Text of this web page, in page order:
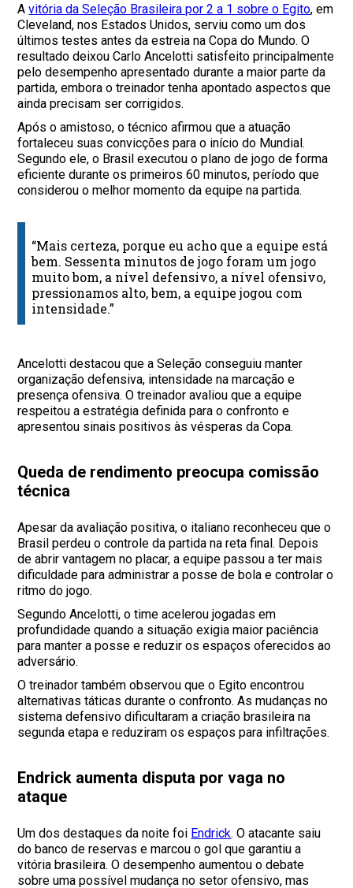
Avitória da Seleção Brasileira por 2 a 1 sobre o Egito, em
Cleveland, nos Estados Unidos, serviu como um dos
últimos testes antes da estreia na Copa do Mundo. O
resultado deixou Carlo Ancelotti satisfeito principalmente
pelo desempenho apresentado durante a maior parte da
partida, embora o treinador tenha apontado aspectos que
ainda precisam ser corrigidos.
Após o amistoso, o técnico afirmou que a atuação
fortaleceu suas convicções para o início do Mundial.
Segundo ele, o Brasil executou o plano de jogo de forma
eficiente durante os primeiros 60 minutos, período que
considerou o melhor momento da equipe na partida.
“Mais certeza, porque eu acho que a equipe está
bem. Sessenta minutos de jogo foram um jogo
muito bom, a nível defensivo, a nível ofensivo,
pressionamos alto, bem, a equipe jogou com
intensidade.”
Ancelotti destacou que a Seleção conseguiu manter
organização defensiva, intensidade na marcação e
presença ofensiva. O treinador avaliou que a equipe
respeitou a estratégia definida para o confronto e
apresentou sinais positivos às vésperas da Copa.
Queda de rendimento preocupa comissão
técnica
Apesar da avaliação positiva, o italiano reconheceu que o
Brasil perdeu o controle da partida na reta final. Depois
de abrir vantagem no placar, a equipe passou a ter mais
dificuldade para administrar a posse de bola e controlar o
ritmo do jogo.
Segundo Ancelotti, o time acelerou jogadas em
profundidade quando a situação exigia maior paciência
para manter a posse e reduzir os espaços oferecidos ao
adversário.
O treinador também observou que o Egito encontrou
alternativas táticas durante o confronto. As mudanças no
sistema defensivo dificultaram a criação brasileira na
segunda etapa e reduziram os espaços para infiltrações.
Endrick aumenta disputa por vaga no
ataque
Um dos destaques da noite foi Endrick. O atacante saiu
do banco de reservas e marcou o gol que garantiu a
vitória brasileira. O desempenho aumentou o debate
sobre uma possível mudança no setor ofensivo, mas